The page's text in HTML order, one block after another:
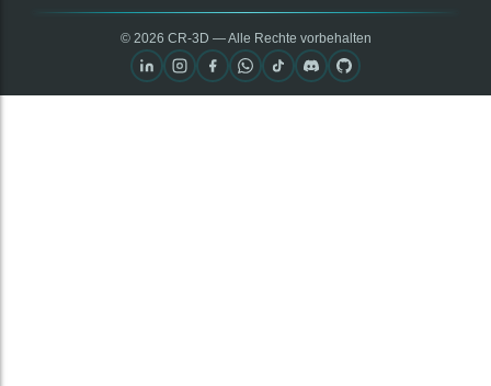
© 2026 CR‑3D — Alle Rechte vorbehalten